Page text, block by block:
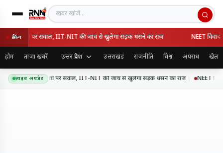
खबर खोजें
ब्रेकिंग
गुणवत्ता पर सवाल, IIT-NIT की जांच से खुलेगा सड़क धंसने का राज NEET विवाद
होम ताज़ा खबरें उत्तर प्रदेश उत्तराखंड राजनीति विश्व अपराध खेल
लाइव अपडेट
की गुणवत्ता पर सवाल, IIT-NIT की जांच से खुलेगा सड़क धंसने का राज NEET